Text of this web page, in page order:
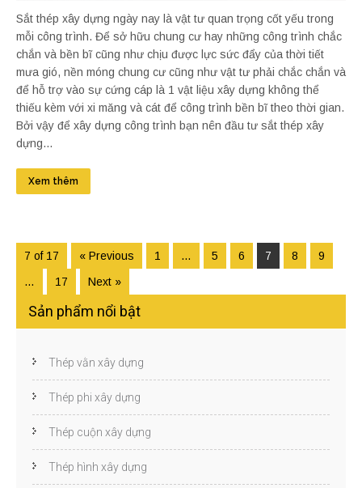
Sắt thép xây dựng ngày nay là vật tư quan trọng cốt yếu trong
mỗi công trình. Để sở hữu chung cư hay những công trình chắc
chắn và bền bĩ cũng như chịu được lực sức đẩy của thời tiết
mưa gió, nền móng chung cư cũng như vật tư phải chắc chắn và
để hỗ trợ vào sự cứng cáp là 1 vật liệu xây dựng không thể
thiếu kèm với xi măng và cát để công trình bền bĩ theo thời gian.
Bởi vậy để xây dựng công trình bạn nên đầu tư sắt thép xây
dựng...
Xem thêm
7 of 17 « Previous 1 … 5 6 7 8
9
…
17 Next »
Sản phẩm nổi bật
Thép vằn xây dựng
Thép phi xây dựng
Thép cuộn xây dựng
Thép hình xây dựng